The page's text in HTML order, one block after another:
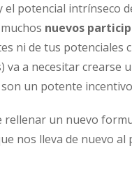
el potencial intrínseco
nuevos
ni de tus potenciales
a necesitar crearse
un potente
rellenar un nuevo
nos lleva de nuevo